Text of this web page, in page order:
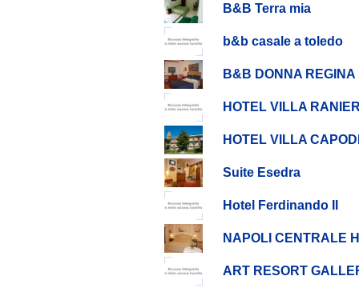
B&B Terra mia
b&b casale a toledo
B&B DONNA REGINA
HOTEL VILLA
HOTEL VILLA
Suite Esedra
Hotel Ferdinando II
NAPOLI CENTRALE
ART RESORT